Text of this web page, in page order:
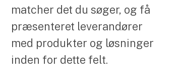
matcher det du søger, og få
præsenteret leverandører
med produkter og løsninger
inden for dette felt.